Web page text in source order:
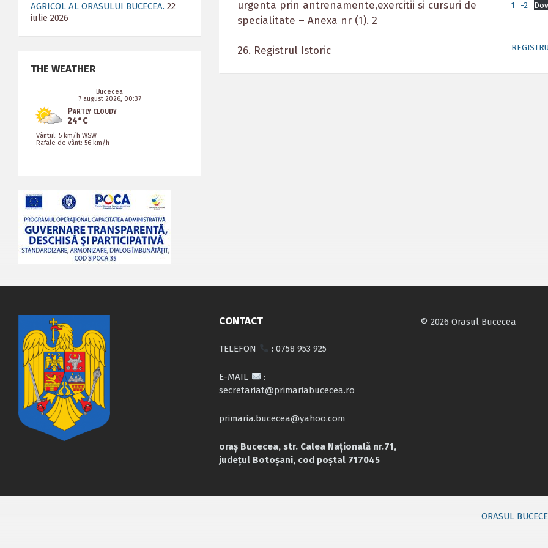
urgenta prin antrenamente,exercitii si cursuri de
specialitate – Anexa nr (1). 2
1_-2
26. Registrul Istoric
AGRICOL AL ORASULUI BUCECEA. 22
iulie 2026
THE WEATHER
Bucecea
7 august 2026, 00:37
Partly cloudy
24°C
Vântul: 5 km/h WSW
Rafale de vânt: 56 km/h
CONTACT
TELEFON : 0758 953 925
E-MAIL
:
secretariat@primariabucecea.ro
primaria.bucecea@yahoo.com
oraș Bucecea, str. Calea Națională nr.71,
județul Botoșani, cod poștal 717045
© 2026 Orasul Bucecea
ORASUL